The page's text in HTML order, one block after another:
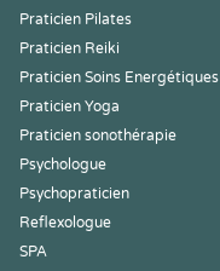
Praticien Pilates
Praticien Reiki
Praticien Soins Energétiques
Praticien Yoga
Praticien sonothérapie
Psychologue
Psychopraticien
Reflexologue
SPA